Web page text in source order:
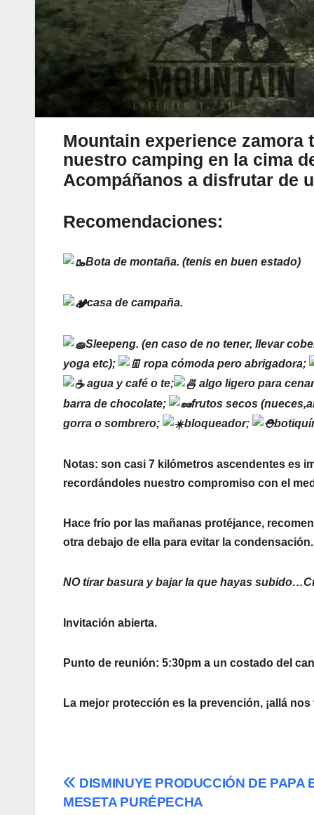
Mountain experience zamora
nuestro camping en la cima
Acompáñanos a disfrutar de
Recomendaciones:
Bota de montaña. (tenis en buen estado)
casa de campaña.
Sleepeng. (en caso de no tener, llevar
yoga etc);
ropa cómoda pero abrigadora;
agua y café o te;
algo ligero para
barra de chocolate;
frutos secos
gorra o sombrero;
bloqueador;
Notas: son casi 7 kilómetros ascendentes es
recordándoles nuestro compromiso con el
Hace frío por las mañanas protéjance,
otra debajo de ella para evitar la condensación.
NO tirar basura y bajar la que hayas
Invitación abierta.
Punto de reunión: 5:30pm a un costado del
La mejor protección es la prevención, ¡allá nos
Navegación
DISMINUYE PRODUCCIÓN DE PAPA
MESETA PURÉPECHA